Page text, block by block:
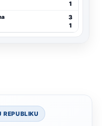
1
3
1
REPUBLIKU